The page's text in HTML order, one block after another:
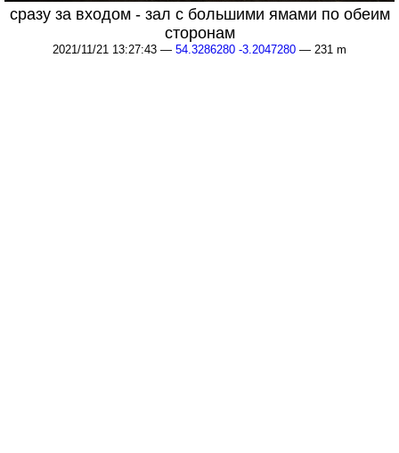
сразу за входом - зал с большими ямами по обеим
сторонам
2021/11/21 13:27:43 — 54.3286280 -3.2047280 — 231 m